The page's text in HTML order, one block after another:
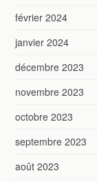
février 2024
janvier 2024
décembre 2023
novembre 2023
octobre 2023
septembre 2023
août 2023